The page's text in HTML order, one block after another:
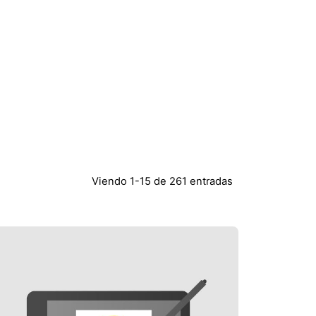
Viendo 1-15 de 261 entradas